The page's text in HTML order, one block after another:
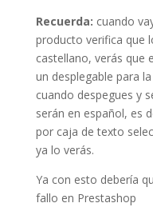
Recuerda: cuando
producto verifica que
castellano, verás que
un desplegable para
cuando despegues y
serán en español, es
por caja de texto
ya lo verás.
Ya con esto debería
fallo en Prestashop